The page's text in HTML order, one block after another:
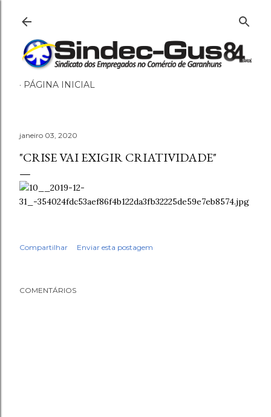
PÁGINA INICIAL
janeiro 03, 2020
"CRISE VAI EXIGIR CRIATIVIDADE"
Compartilhar Enviar esta postagem
COMENTÁRIOS